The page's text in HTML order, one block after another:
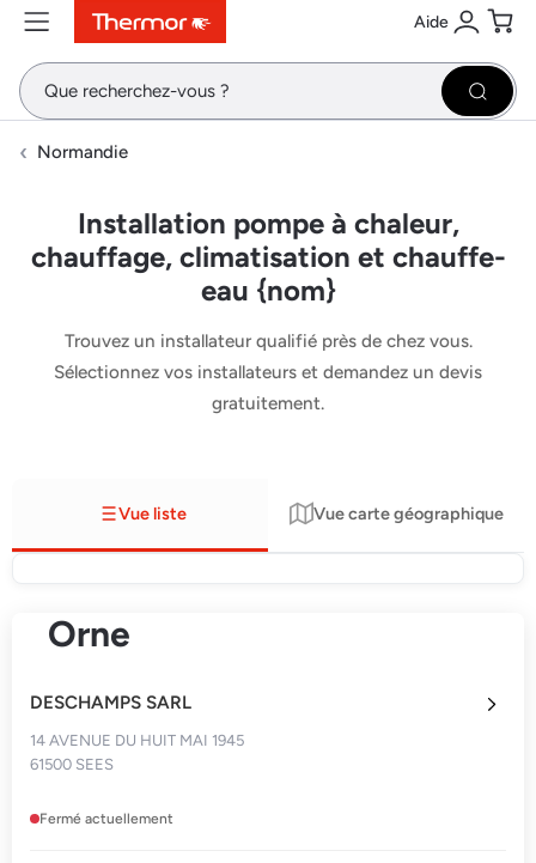
ContenuMenuRecherche Aide
Se
Normandie
Installation pompe à chaleur,
chauffage, climatisation et chauffe-
eau {nom}
Trouvez un installateur qualifié près de chez vous.
Sélectionnez vos installateurs et demandez un devis
gratuitement.
Vue liste Vue carte géographique
Orne
DESCHAMPS SARL
14 AVENUE DU HUIT MAI 1945
61500 SEES
Fermé actuellement